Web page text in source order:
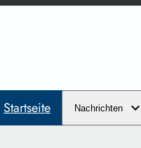
Startseite Nachrichten